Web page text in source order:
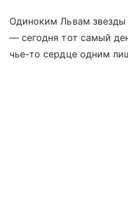
Одиноким Львам звезды
— сегодня тот самый
чье-то сердце одним